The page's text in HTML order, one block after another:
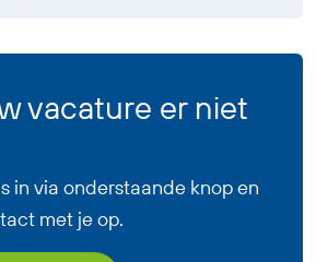
vacature er niet
in via onderstaande knop en
met je op.